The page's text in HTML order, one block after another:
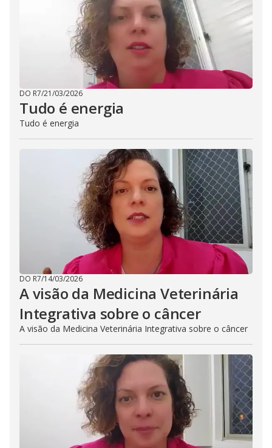
DO R7/21/03/2026
Tudo é energia
Tudo é energia
DO R7/14/03/2026
A visão da Medicina Veterinária
Integrativa sobre o câncer
A visão da Medicina Veterinária Integrativa sobre o câncer